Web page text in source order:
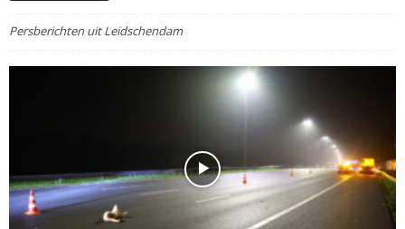
Persberichten uit Leidschendam